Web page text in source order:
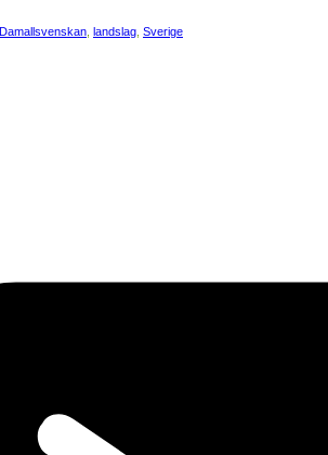
Damallsvenskan landslag Sverige